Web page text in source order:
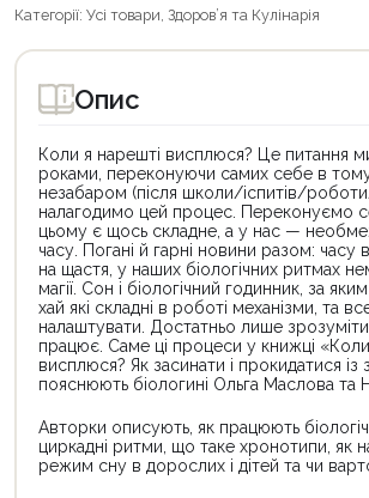
Категорії: Усі товари, Здоров’я та Кулінарія
Опис
Коли я нарешті висплюся? Це питання
роками, переконуючи самих себе в
незабаром ­(після школи/іспитів/
налагодимо цей процес. Переконуємо
цьому є щось складне, а у нас —
часу. Погані й гарні новини разом: часу
на щастя, у наших біологічних ритмах
магії. Сон і біологічний годинник, за
хай які складні в роботі механізми, та
налаштувати. Достатньо лише
працює. Саме ці процеси у книжці
висплюся? Як засинати і прокидатися
пояснюють біологині Ольга Маслова та
Авторки описують, як працюють
цир­кадні ритми, що таке хронотипи, як
режим сну в дорослих і дітей та чи